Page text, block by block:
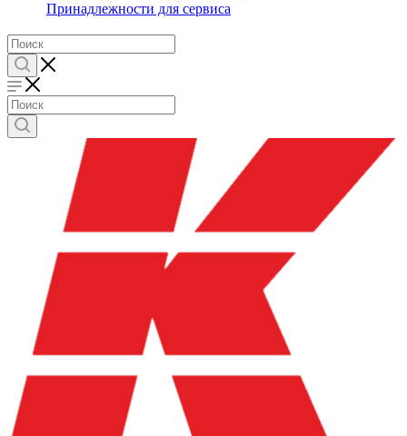
Принадлежности для сервиса